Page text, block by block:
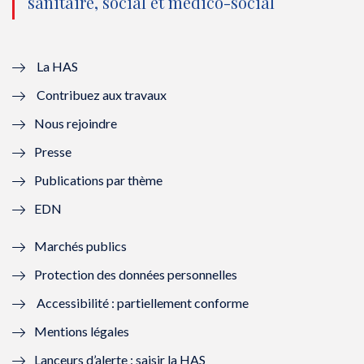
u
l
l
f
n
ê
t
r
o
e
e
n
ê
u
ê
t
o
ê
La HAS
Contribuez aux travaux
Nous rejoindre
Presse
Publications par thème
EDN
Marchés publics
Protection des données personnelles
Accessibilité : partiellement conforme
Mentions légales
Lanceurs d’alerte : saisir la HAS